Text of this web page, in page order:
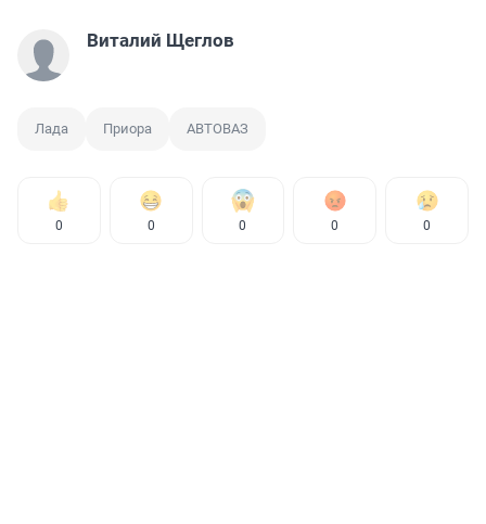
Виталий Щеглов
Лада Приора АВТОВАЗ
0 0 0 0 0